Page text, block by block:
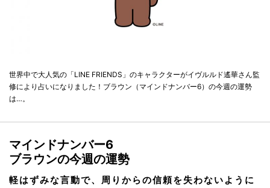
世界中で大人気の「LINE FRIENDS」のキャラクターがイヴルルド遙華さん監
修により占いになりました！ブラウン（マインドナンバー6）の今週の運勢
は…。
マインドナンバー6
ブラウンの今週の運勢
軽はずみな言動で、周りからの信頼を失わないように